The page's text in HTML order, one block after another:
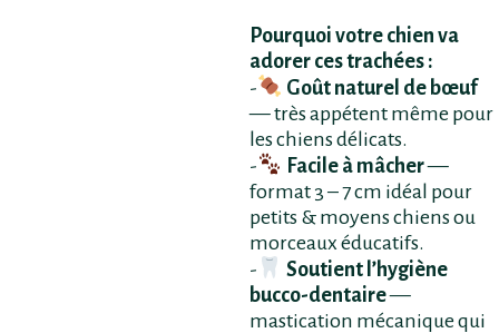
Pourquoi votre chien va
adorer ces trachées :
-
Goût naturel de bœuf
— très appétent même pour
les chiens délicats.
-
Facile à mâcher—
format 3 – 7 cm idéal pour
petits & moyens chiens ou
morceaux éducatifs.
-
Soutient l’hygiène
bucco-dentaire—
mastication mécanique qui